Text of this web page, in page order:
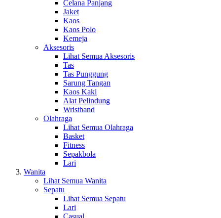
Celana Panjang
Jaket
Kaos
Kaos Polo
Kemeja
Aksesoris
Lihat Semua Aksesoris
Tas
Tas Punggung
Sarung Tangan
Kaos Kaki
Alat Pelindung
Wristband
Olahraga
Lihat Semua Olahraga
Basket
Fitness
Sepakbola
Lari
Wanita
Lihat Semua Wanita
Sepatu
Lihat Semua Sepatu
Lari
Casual